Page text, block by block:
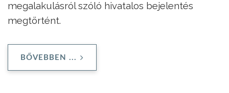
megalakulásról szóló hivatalos bejelentés
megtörtént.
BŐVEBBEN ...